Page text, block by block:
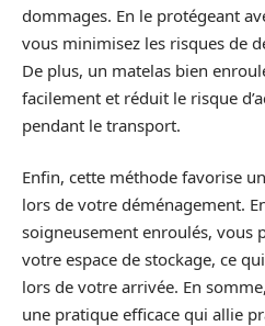
dommages. En le protégeant
vous minimisez les risques de
De plus, un matelas bien
facilement et réduit le risque
pendant le transport.
Enfin, cette méthode favorise
lors de votre déménagement.
soigneusement enroulés, vous
votre espace de stockage, ce
lors de votre arrivée. En somme,
une pratique efficace qui allie